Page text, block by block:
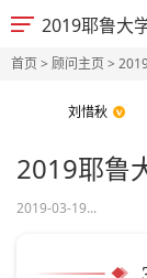
2019耶鲁大
首页> 顾问主页>
刘惜秋
2019耶鲁
2019-03-19...